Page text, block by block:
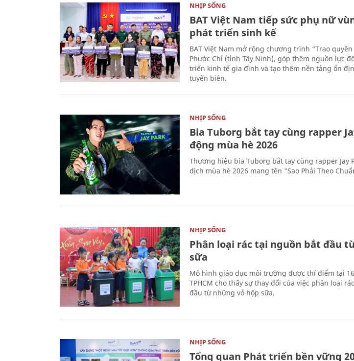
NHỊP SỐNG
BAT Việt Nam tiếp sức phụ nữ
phát triển sinh kế
BAT Việt Nam mở rộng chương trình “Trao
Phước Chỉ (tỉnh Tây Ninh), góp thêm nguồn lực
triển kinh tế gia đình và tạo thêm nền tảng ổn
tuyến biên.
NHỊP SỐNG
Bia Tuborg bắt tay cùng rapper
động mùa hè 2026
Thương hiệu bia Tuborg bắt tay cùng rapper Jay
dịch mùa hè 2026 mang tên "Sao Phải Theo
NHỊP SỐNG
Phân loại rác tại nguồn bắt đầu
sữa
Mô hình giáo dục môi trường được thí điểm tại
TPHCM cho thấy sự thay đổi của việc phân loại
đầu từ những vỏ hộp sữa.
NHỊP SỐNG
Tổng quan Phát triển bền vững